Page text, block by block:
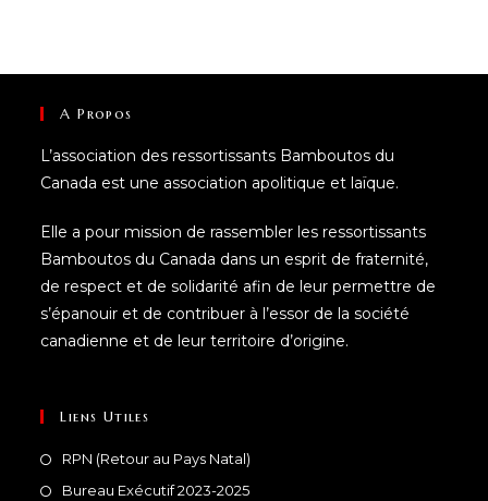
A Propos
L’association des ressortissants Bamboutos du
Canada est une association apolitique et laïque.
Elle a pour mission de rassembler les ressortissants
Bamboutos du Canada dans un esprit de fraternité,
de respect et de solidarité afin de leur permettre de
s’épanouir et de contribuer à l’essor de la société
canadienne et de leur territoire d’origine.
Liens Utiles
RPN (Retour au Pays Natal)
Bureau Exécutif 2023-2025